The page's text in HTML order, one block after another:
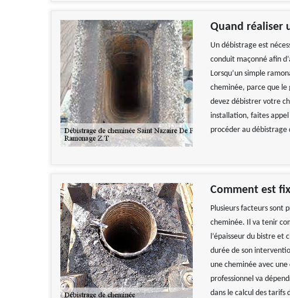
Quand réaliser
Un débistrage est
conduit maçonné afin
Lorsqu’un simple
cheminée, parce que le
devez débistrer votre
installation, faites
procéder au
Comment est
Plusieurs facteurs sont
cheminée. Il va tenir
l’épaisseur du bistre et
durée de son
une cheminée avec
professionnel va
dans le calcul des tarifs